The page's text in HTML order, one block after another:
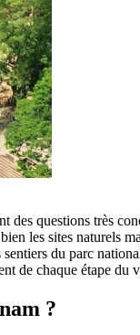
des questions très‎
les sites naturels
du parc
de chaque étape du
?